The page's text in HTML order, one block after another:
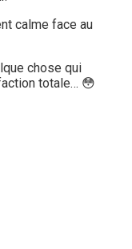
calme face au
chose qui
totale… 😳